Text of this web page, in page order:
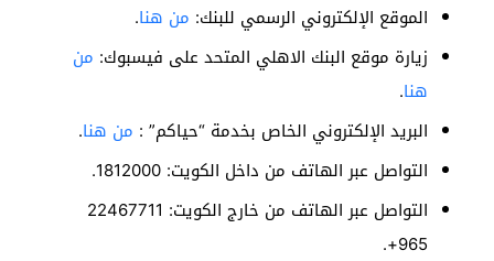
الموقع الإلكتروني الرسمي للبنك: من هنا.
زيارة موقع البنك الاهلي المتحد على فيسبوك: من
هنا.
البريد الإلكتروني الخاص بخدمة “حياكم” : من هنا.
التواصل عبر الهاتف من داخل الكويت: 1812000.
التواصل عبر الهاتف من خارج الكويت: 22467711
965+.